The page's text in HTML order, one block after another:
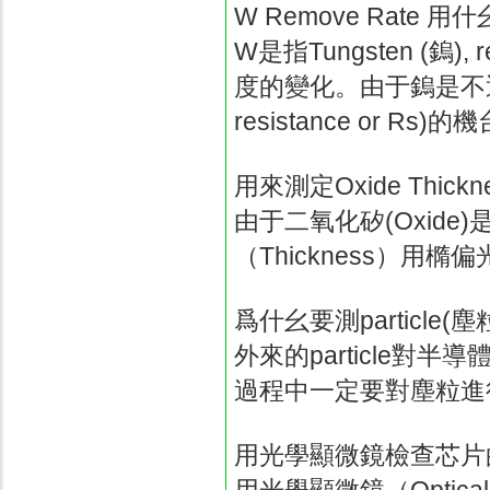
W Remove Rate 用什
W是指Tungsten (鎢),
度的變化。由于鎢是
resistance or Rs)的機
用來測定Oxide
由于二氧化矽(Oxide)
（Thickness）用橢偏
爲什幺要測 particle(塵
外來的particle對半導
過程中一定要對塵粒
用光學顯微鏡檢查芯